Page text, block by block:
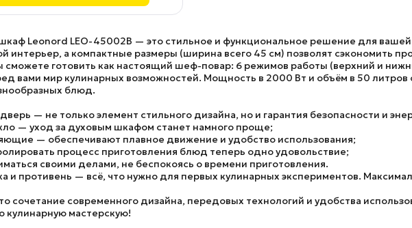
Leonord LEO-45002B — это стильное и функциональное решение для
интерьер, а компактные размеры (ширина всего 45 см) позволят сэкономить
сможете готовить как настоящий шеф-повар: 6 режимов работы (верхний и
вами мир кулинарных возможностей. Мощность в 2000 Вт и объём в 50
блюд.
— не только элемент стильного дизайна, но и гарантия безопасности и
— уход за духовым шкафом станет намного проще;
— обеспечивают плавное движение и удобство использования;
процесс приготовления блюд теперь одно удовольствие;
своими делами, не беспокоясь о времени приготовления.
и противень — всё, что нужно для первых кулинарных экспериментов.
сочетание современного дизайна, передовых технологий и удобства
кулинарную мастерскую!